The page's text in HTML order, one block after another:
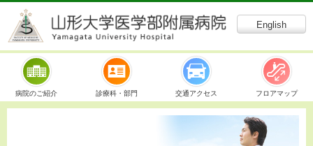
English
病院のご紹介 診療科・部門 交通アクセス フロアマップ